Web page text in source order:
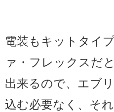
電装もキットタイ
ァ・フレックスだ
出来るので、エブ
込む必要なく、そ